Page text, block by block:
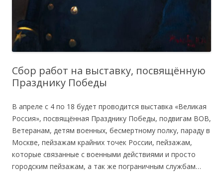
Сбор работ на выставку, посвящённую
Празднику Победы
В апреле с 4 по 18 будет проводится выставка «Великая
Россия», посвящённая Празднику Победы, подвигам ВОВ,
Ветеранам, детям военных, бесмертному полку, параду в
Москве, пейзажам крайних точек России, пейзажам,
которые связанные с военными действиями и просто
городским пейзажам, а так же пограничным службам…